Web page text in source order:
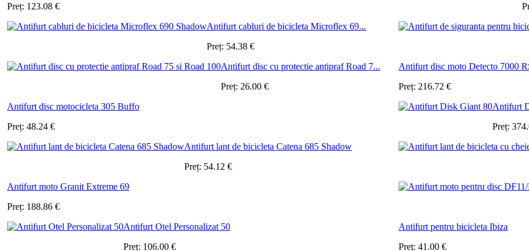
Preț: 123.08 €
Antifurt cabluri de bicicleta Microflex 69...
Preț: 54.38 €
Antifurt disc cu protectie antipraf Road 7...
Preț: 26.00 €
Antifurt disc moto Detecto 7000
Preț: 216.72 €
Antifurt disc motocicleta 305 Buffo
Preț: 48.24 €
Antifurt
Preț:
Antifurt lant de bicicleta Catena 685 Shadow
Preț: 54.12 €
Antifurt moto Granit Extreme 69
Preț: 188.86 €
Antifurt Otel Personalizat 50
Preț: 106.00 €
Antifurt pentru bicicleta Ibiza
Preț: 41.00 €